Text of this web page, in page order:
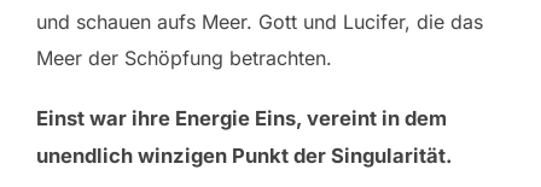
und schauen aufs Meer. Gott und Lucifer, die das
Meer der Schöpfung betrachten.
Einst war ihre Energie Eins, vereint in dem
unendlich winzigen Punkt der Singularität.